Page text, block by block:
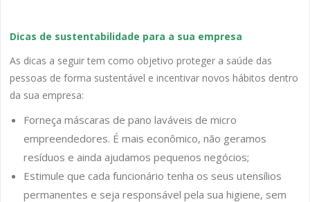
Dicas de sustentabilidade para a sua empresa
As dicas a seguir tem como objetivo proteger a saúde das
pessoas de forma sustentável e incentivar novos hábitos dentro
da sua empresa:
Forneça máscaras de pano laváveis de micro
empreendedores. É mais econômico, não geramos
resíduos e ainda ajudamos pequenos negócios;
Estimule que cada funcionário tenha os seus utensílios
permanentes e seja responsável pela sua higiene, sem